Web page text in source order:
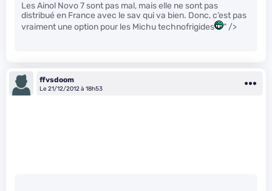
Les Ainol Novo 7 sont pas mal, mais elle ne sont pas
distribué en France avec le sav qui va bien. Donc, c’est pas
vraiment une option pour les Michu technofrigides
" />
ffvsdoom
Le 21/12/2012 à 18h53